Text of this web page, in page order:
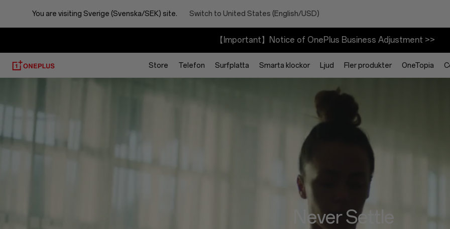
You are visiting Sverige (Svenska/SEK) site. Switch to United States (English/USD)
【Important】Notice of OnePlus Business Adjustment >>
Store Telefon Surfplatta Smarta klockor Ljud Fler produkter OneTopia
OnePlus
(NEVER
Never Settle